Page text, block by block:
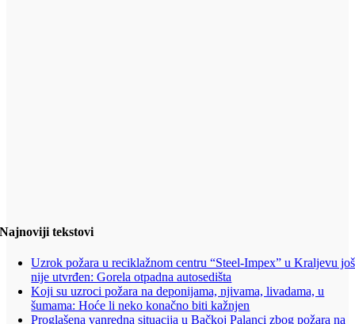
Najnoviji tekstovi
Uzrok požara u reciklažnom centru “Steel-Impex” u Kraljevu još
nije utvrđen: Gorela otpadna autosedišta
Koji su uzroci požara na deponijama, njivama, livadama, u
šumama: Hoće li neko konačno biti kažnjen
Proglašena vanredna situacija u Bačkoj Palanci zbog požara na